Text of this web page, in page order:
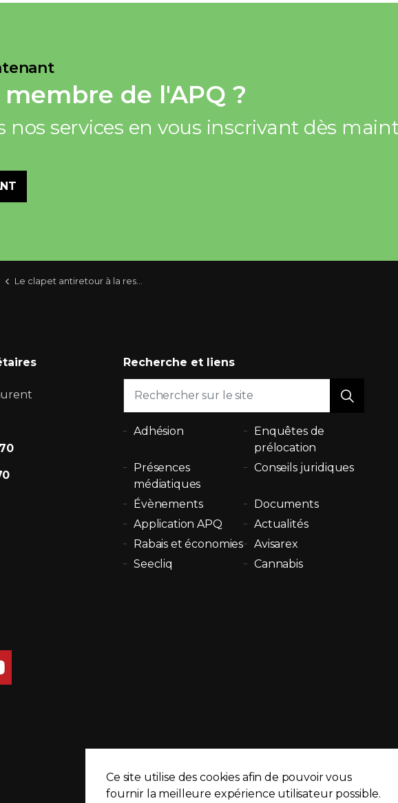
de l'APQ ?
nos services en vous inscrivant dès
Le clapet antiretour à la rescousse
Recherche et liens
Adhésion
Enquêtes de
prélocation
Présences
médiatiques
Conseils juridiques
Évènements
Documents
Application APQ
Actualités
Rabais et économies
Avisarex
Seecliq
Cannabis
Ce site utilise des cookies afin de pouvoir vous
fournir la meilleure expérience utilisateur possible.